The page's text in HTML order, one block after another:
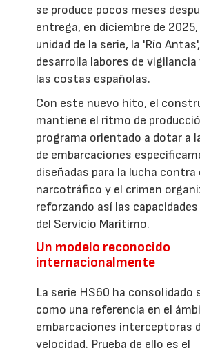
se produce pocos meses
entrega, en diciembre de
unidad de la serie, la 'Río
desarrolla labores de
las costas españolas.
Con este nuevo hito, el
mantiene el ritmo de
programa orientado a dotar a
de embarcaciones
diseñadas para la lucha contra
narcotráfico y el crimen
reforzando así las
del Servicio Marítimo.
Un modelo reconocido
internacionalmente
La serie HS60 ha consolidado
como una referencia en el
embarcaciones interceptoras
velocidad. Prueba de ello es el